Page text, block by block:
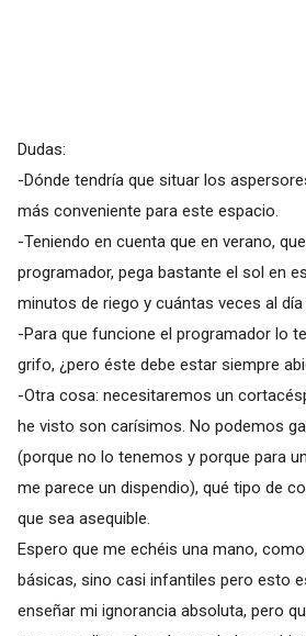
Dudas:
-Dónde tendría que situar los
más conveniente para este espacio.
-Teniendo en cuenta que en verano,
programador, pega bastante el sol en
minutos de riego y cuántas veces al
-Para que funcione el programador lo
grifo, ¿pero éste debe estar siempre
-Otra cosa: necesitaremos un
he visto son carísimos. No podemos
(porque no lo tenemos y porque para
me parece un dispendio), qué tipo de
que sea asequible.
Espero que me echéis una mano,
básicas, sino casi infantiles pero esto
enseñar mi ignorancia absoluta, pero